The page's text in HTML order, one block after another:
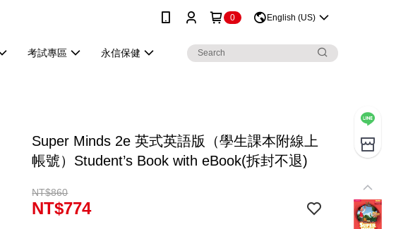
0 English (US)
考試專區 永信保健
Super Minds 2e 英式英語版（學生課本附線上
帳號）Student’s Book with eBook(拆封不退)
NT$860
NT$774